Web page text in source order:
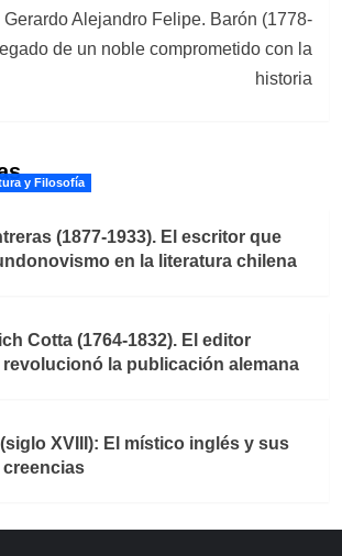
Alejandro Felipe. Barón (1778-
de un noble comprometido con la
historia
y Filosofía
(1877-1933). El escritor que
en la literatura chilena
Cotta (1764-1832). El editor
la publicación alemana
XVIII): El místico inglés y sus